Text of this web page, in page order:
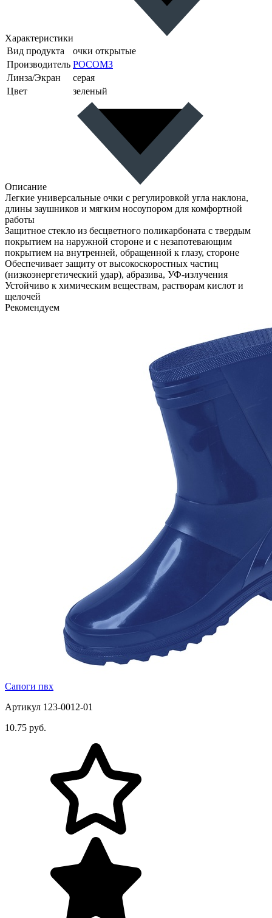
Характеристики
Вид продукта
очки открытые
Производитель РОСОМЗ
Линза/Экран
серая
Цвет
зеленый
Описание
Легкие универсальные очки с регулировкой угла наклона,
длины заушников и мягким носоупором для комфортной
работы
Защитное стекло из бесцветного поликарбоната с твердым
покрытием на наружной стороне и с незапотевающим
покрытием на внутренней, обращенной к глазу, стороне
Обеспечивает защиту от высокоскоростных частиц
(низкоэнергетический удар), абразива, УФ-излучения
Устойчиво к химическим веществам, растворам кислот и
щелочей
Рекомендуем
Сапоги пвх
Артикул 123-0012-01
10.75 руб.